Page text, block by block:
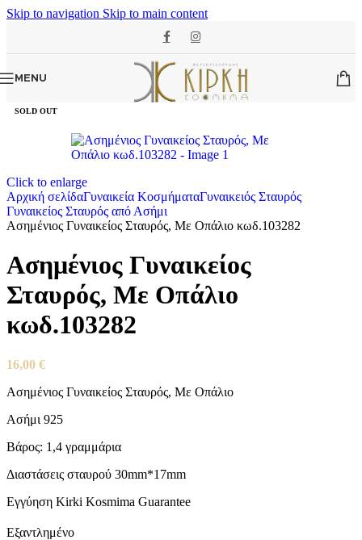
Skip to navigation Skip to main content
MENU
SOLD OUT
Click to enlarge
Αρχική σελίδαΓυναικεία ΚοσμήματαΓυναικειός Σταυρός
Γυναικείος Σταυρός από Ασήμι
Ασημένιος Γυναικείος Σταυρός, Με Οπάλιο κωδ.103282
Ασημένιος Γυναικείος
Σταυρός, Με Οπάλιο
κωδ.103282
16,00 €
Ασημένιος Γυναικείος Σταυρός, Με Οπάλιο
Ασήμι 925
Βάρος: 1,4 γραμμάρια
Διαστάσεις σταυρού 30mm*17mm
Εγγύηση Kirki Kosmima Guarantee
Εξαντλημένο